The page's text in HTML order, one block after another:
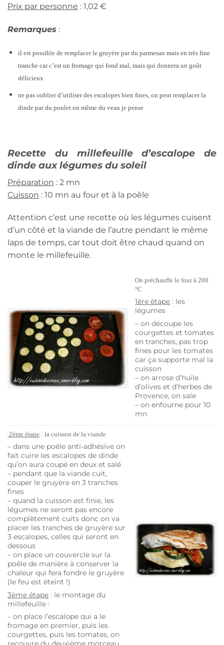
Prix par personne : 1,02 €
Remarques :
il est possible de remplacer le gruyère par du parmesan mais en très fine
tranche car c’est un fromage qui fond mal, mais qui donnera un goût
délicieux
ne pas oublier d’utiliser des escalopes bien fines, on peut remplacer la
dinde par du poulet ou même du veau je pense
Recette du millefeuille d’escalope de
dinde aux légumes du soleil
Préparation : 2 mn
Cuisson : 10 mn au four et à la poêle
Attention c’est une recette où les légumes cuisent
d’un côté et la viande de l’autre pendant le même
laps de temps, car tout doit être chaud quand on
monte le millefeuille.
On préchauffe le four à 200
°C
1ère étape : les
légumes
– on découpe les
courgettes et tomates
en tranches, pas trop
fines pour les tomates
car ça supporte mal la
cuisson
– on arrose d’huile
d’olives et d’herbes de
Provence, on sale
– on enfourne pour 10
mn
2ème étape : la cuisson de la viande
– dans une poêle anti-adhésive on
fait cuire les escalopes de dinde
qu’on aura coupé en deux et salé
– pendant que la viande cuit,
couper le gruyère en 3 tranches
fines
– quand la cuisson est finie, les
légumes ne seront pas encore
complètement cuits donc on va
placer les tranches de gruyère sur
3 escalopes, celles qui seront en
dessous
– on place un couvercle sur la
poêle de manière à conserver la
chaleur qui fera fondre le gruyère
(le feu est éteint !)
3ème étape : le montage du
millefeuille :
– on place l’escalope qui a le
fromage en premier, puis les
courgettes, puis les tomates, on